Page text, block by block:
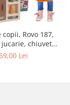
copii, Rovo 187,
chiuveta
de apa, aragaz
42 de
Lei